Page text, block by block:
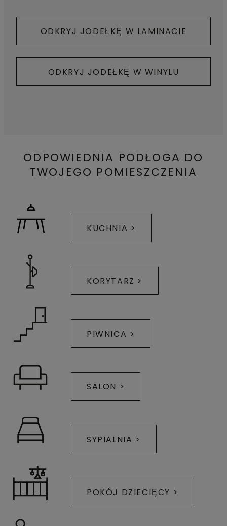
ODKRYJ JODEŁKĘ W LAMINACIE
ODKRYJ JODEŁKĘ W WINYLU
ODPOWIEDNIA PODŁOGA DO
TWOJEGO POMIESZCZENIA
KUCHNIA >
KORYTARZ >
PIWNICA >
SALON >
SYPIALNIA >
POKÓJ DZIECIĘCY >